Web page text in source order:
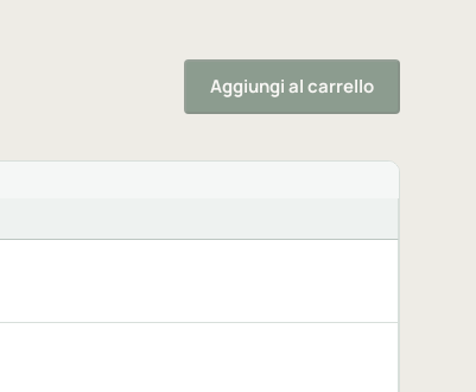
Aggiungi al carrello